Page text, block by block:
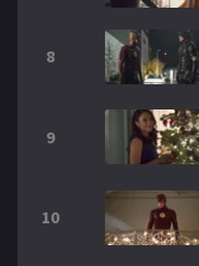
8
9
10